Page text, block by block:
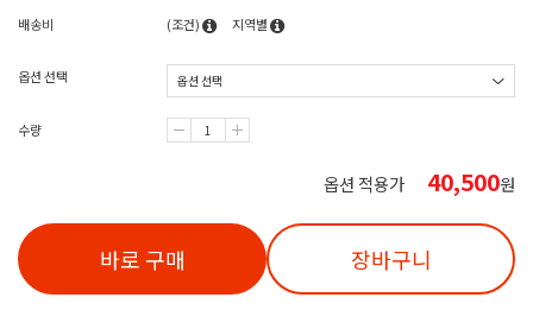
배송비
(조건) 지역별
옵션 선택
수량
옵션 적용가 40,500원
바로 구매 장바구니